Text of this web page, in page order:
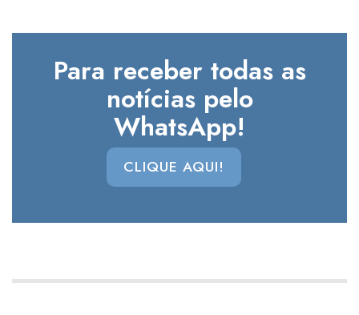
Para receber todas as
notícias pelo
WhatsApp!
CLIQUE AQUI!